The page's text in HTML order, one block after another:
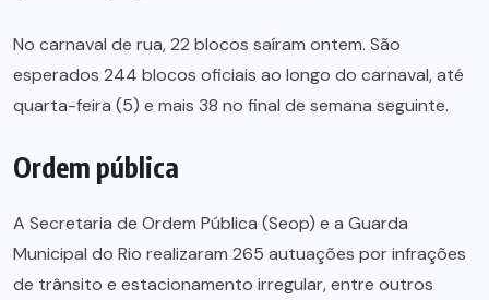
No carnaval de rua, 22 blocos saíram ontem. São
esperados 244 blocos oficiais ao longo do carnaval, até
quarta-feira (5) e mais 38 no final de semana seguinte.
Ordem pública
A Secretaria de Ordem Pública (Seop) e a Guarda
Municipal do Rio realizaram 265 autuações por infrações
de trânsito e estacionamento irregular, entre outros